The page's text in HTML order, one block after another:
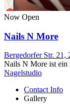
Now Open
Nails N More
Bergedorfer Str. 21,
Nails N More ist ein
Nagelstudio
Contact Info
Gallery